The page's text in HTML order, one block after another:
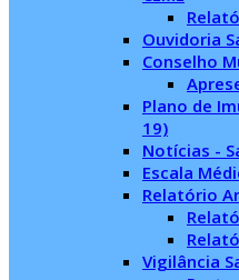
Ouvidoria
Conselho
Plano de
19)
Notícias -
Escala
Relatório
Vigilância